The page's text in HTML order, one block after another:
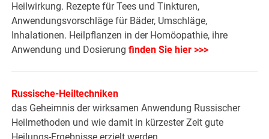
Heilwirkung. Rezepte für Tees und Tinkturen,
Anwendungsvorschläge für Bäder, Umschläge,
Inhalationen. Heilpflanzen in der Homöopathie, ihre
Anwendung und Dosierungfinden Sie hier >>>
Russische-Heiltechniken
das Geheimnis der wirksamen Anwendung Russischer
Heilmethoden und wie damit in kürzester Zeit gute